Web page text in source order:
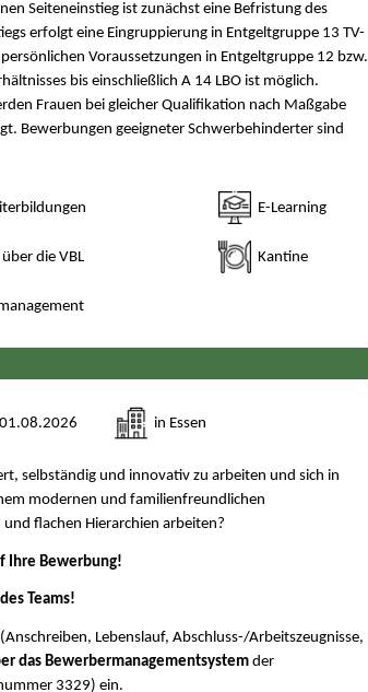
Seiteneinstieg ist zunächst eine Befristung des
erfolgt eine Eingruppierung in Entgeltgruppe 13 TV-
Voraussetzungen in Entgeltgruppe 12 bzw.
bis einschließlich A 14 LBO ist möglich.
Frauen bei gleicher Qualifikation nach Maßgabe
Bewerbungen geeigneter Schwerbehinderter sind
die VBL
E-Learning
Kantine
in Essen
selbständig und innovativ zu arbeiten und sich in
modernen und familienfreundlichen
flachen Hierarchien arbeiten?
Ihre Bewerbung!
Teams!
Lebenslauf, Abschluss-/Arbeitszeugnisse,
das Bewerbermanagementsystemder
3329) ein.